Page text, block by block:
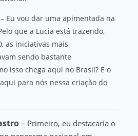
– Eu vou dar uma apimentada na
que a Lucia está trazendo,
as iniciativas mais
sendo bastante
isso chega aqui no Brasil? E o
para nós nessa criação do
– Primeiro, eu destacaria o